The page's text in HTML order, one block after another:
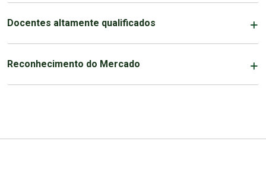
Docentes altamente qualificados
Reconhecimento do Mercado